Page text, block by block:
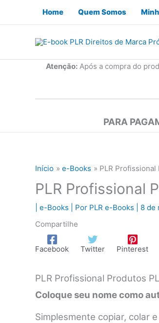
Home Quem Somos
Atenção:Após a compra do
PARA
Início e-Books PLR Profissional
PLR Profissional
e-Books | Por PLR e-Books 8 de
Compartilhe
Facebook Twitter Pinterest
PLR Profissional Produtos
Coloque seu nome como
Simplesmente copiar, colar